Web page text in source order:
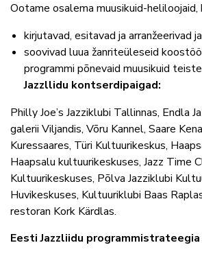
Ootame osalema muusikuid-heliloojaid,
kirjutavad, esitavad ja arranžeerivad
soovivad luua žanriteüleseid
programmi põnevaid muusikuid
Jazzllidu kontserdipaigad:
Philly Joe’s Jazziklubi Tallinnas, Endla
galerii Viljandis, Võru Kannel, Saare
Kuressaares, Türi Kultuurikeskus,
Haapsalu kultuurikeskuses, Jazz Time
Kultuurikeskuses, Põlva Jazziklubi
Huvikeskuses, Kultuuriklubi Baas
restoran Kork Kärdlas.
Eesti Jazzliidu